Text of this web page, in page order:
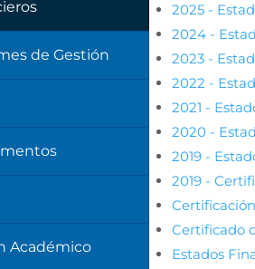
de Gestión
Académico
2025 -
2024 -
2023 -
2022 -
2021 -
2020 -
2019 -
2019 -
Certificado
Estados